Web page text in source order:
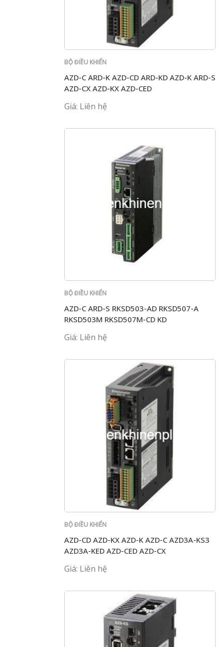
BỘ ĐIỀU KHIỂN
AZD-C ARD-K AZD-CD ARD-KD AZD-K ARD-S
AZD-CX AZD-KX AZD-CED
Giá: Liên hệ
BỘ ĐIỀU KHIỂN
AZD-C ARD-S RKSD503-AD RKSD507-A
RKSD503M RKSD507M-CD KD
Giá: Liên hệ
BỘ ĐIỀU KHIỂN
AZD-CD AZD-KX AZD-K AZD-C AZD3A-KS3
AZD3A-KED AZD-CED AZD-CX
Giá: Liên hệ